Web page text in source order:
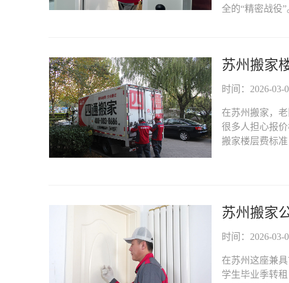
全的“精密战役
苏州搬家
时间：2026-03-
在苏州搬家，
很多人担心报
搬家楼层费标
苏州搬家
时间：2026-03-
在苏州这座兼
学生毕业季转